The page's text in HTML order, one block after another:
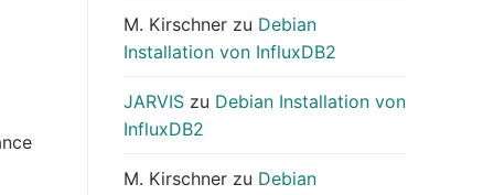
M. Kirschner zu Debian
Installation von InfluxDB2
JARVIS zu Debian Installation von
InfluxDB2
M. Kirschner zu Debian